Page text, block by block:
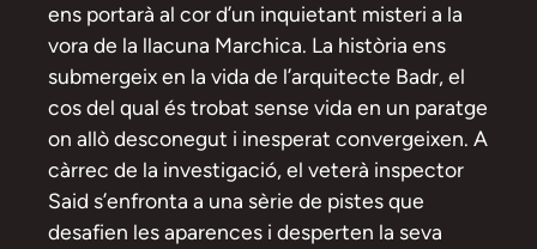
ens portarà al cor d’un inquietant misteri a la
vora de la llacuna Marchica. La història ens
submergeix en la vida de l’arquitecte Badr, el
cos del qual és trobat sense vida en un paratge
on allò desconegut i inesperat convergeixen. A
càrrec de la investigació, el veterà inspector
Said s’enfronta a una sèrie de pistes que
desafien les aparences i desperten la seva